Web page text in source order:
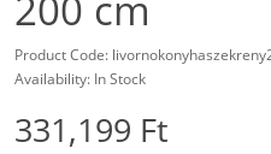
Product Code:
Availability: In Stock
331,199 Ft